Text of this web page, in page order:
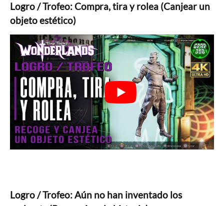
Logro / Trofeo: Compra, tira y rolea (Canjear un
objeto estético)
Logro / Trofeo: Aún no han inventado los